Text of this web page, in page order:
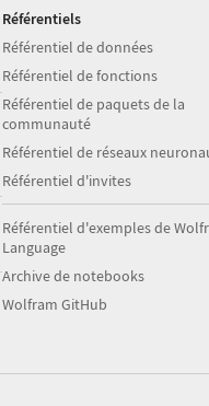
Référentiels
Référentiel de données
Référentiel de fonctions
Référentiel de paquets de la
communauté
Référentiel de réseaux
Référentiel d'invites
Référentiel d'exemples de
Language
Archive de notebooks
Wolfram GitHub